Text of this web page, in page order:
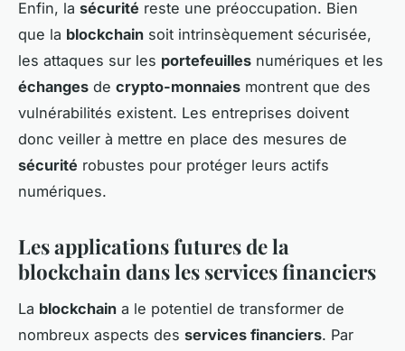
Enfin, la sécurité reste une préoccupation. Bien
que la blockchain soit intrinsèquement sécurisée,
les attaques sur les portefeuilles numériques et les
échanges de crypto-monnaies montrent que des
vulnérabilités existent. Les entreprises doivent
donc veiller à mettre en place des mesures de
sécurité robustes pour protéger leurs actifs
numériques.
Les applications futures de la
blockchain dans les services financiers
La blockchain a le potentiel de transformer de
nombreux aspects des services financiers. Par